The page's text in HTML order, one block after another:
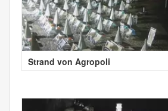
Strand von Agropoli